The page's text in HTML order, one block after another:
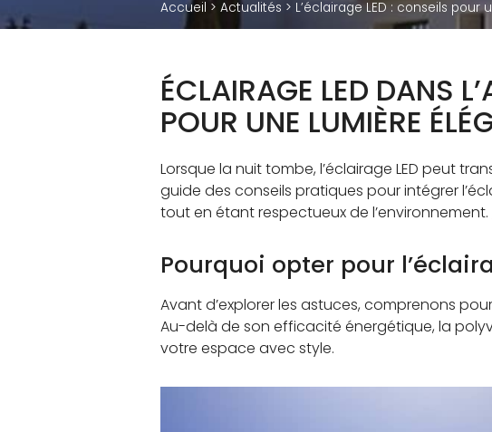
Accueil > Actualités > L’éclairage LED : conseils
ÉCLAIRAGE LED DANS
POUR UNE LUMIÈRE
Lorsque la nuit tombe, l’éclairage LED peut
guide des conseils pratiques pour intégrer
tout en étant respectueux de l’environnement.
Pourquoi opter pour
Avant d’explorer les astuces, comprenons
Au-delà de son efficacité énergétique, la
votre espace avec style.